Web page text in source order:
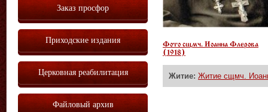
Фото сщмч. Иоанна Флерова
(1918)
Житие: Житие сщмч.
Заказ просфор
Приходские издания
Церковная реабилитация
Файловый архив